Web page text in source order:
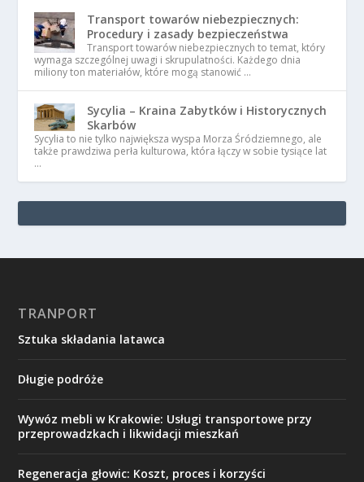
Transport towarów niebezpiecznych:
Procedury i zasady bezpieczeństwa
Transport towarów niebezpiecznych to temat, który
wymaga szczególnej uwagi i skrupulatności. Każdego dnia
miliony ton materiałów, które mogą stanowić …
Sycylia – Kraina Zabytków i Historycznych
Skarbów
Sycylia to nie tylko największa wyspa Morza Śródziemnego, ale
także prawdziwa perła kulturowa, która łączy w sobie tysiące lat
…
TRANPORT
Sztuka składania latawca
Długie podróże
Wywóz mebli w Krakowie: Usługi transportowe przy
przeprowadzkach i likwidacji mieszkań
Regeneracja głowic: Koszt, proces i korzyści